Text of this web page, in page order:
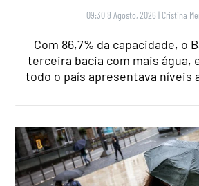
09:30 8 Agosto, 2026 | Cristina
Com 86,7% da capacidade, o
terceira bacia com mais água,
todo o país apresentava níveis